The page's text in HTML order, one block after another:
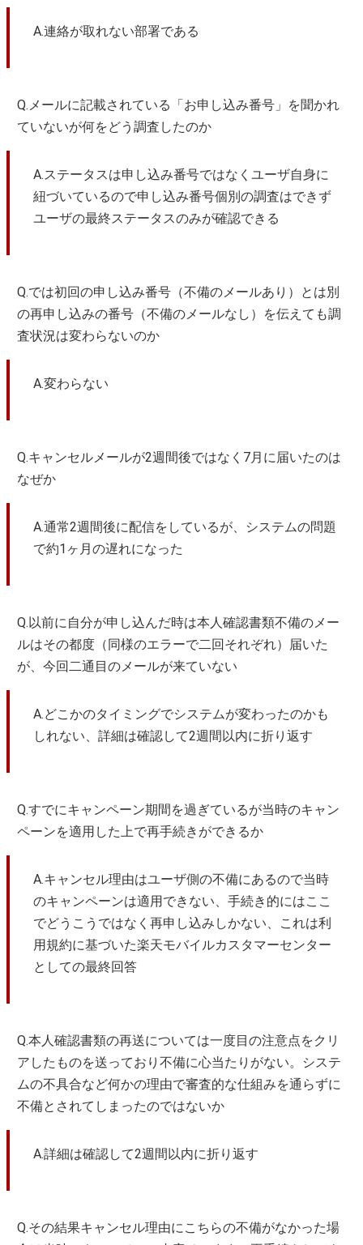
A.連絡が取れない部署である
Q.メールに記載されている「お申し込み番号」を聞かれ
ていないが何をどう調査したのか
A.ステータスは申し込み番号ではなくユーザ自身に
紐づいているので申し込み番号個別の調査はできず
ユーザの最終ステータスのみが確認できる
Q.では初回の申し込み番号（不備のメールあり）とは別
の再申し込みの番号（不備のメールなし）を伝えても調
査状況は変わらないのか
A.変わらない
Q.キャンセルメールが2週間後ではなく7月に届いたのは
なぜか
A.通常2週間後に配信をしているが、システムの問題
で約1ヶ月の遅れになった
Q.以前に自分が申し込んだ時は本人確認書類不備のメー
ルはその都度（同様のエラーで二回それぞれ）届いた
が、今回二通目のメールが来ていない
A.どこかのタイミングでシステムが変わったのかも
しれない、詳細は確認して2週間以内に折り返す
Q.すでにキャンペーン期間を過ぎているが当時のキャン
ペーンを適用した上で再手続きができるか
A.キャンセル理由はユーザ側の不備にあるので当時
のキャンペーンは適用できない、手続き的にはここ
でどうこうではなく再申し込みしかない、これは利
用規約に基づいた楽天モバイルカスタマーセンター
としての最終回答
Q.本人確認書類の再送については一度目の注意点をクリ
アしたものを送っており不備に心当たりがない。システ
ムの不具合など何かの理由で審査的な仕組みを通らずに
不備とされてしまったのではないか
A.詳細は確認して2週間以内に折り返す
Q.その結果キャンセル理由にこちらの不備がなかった場